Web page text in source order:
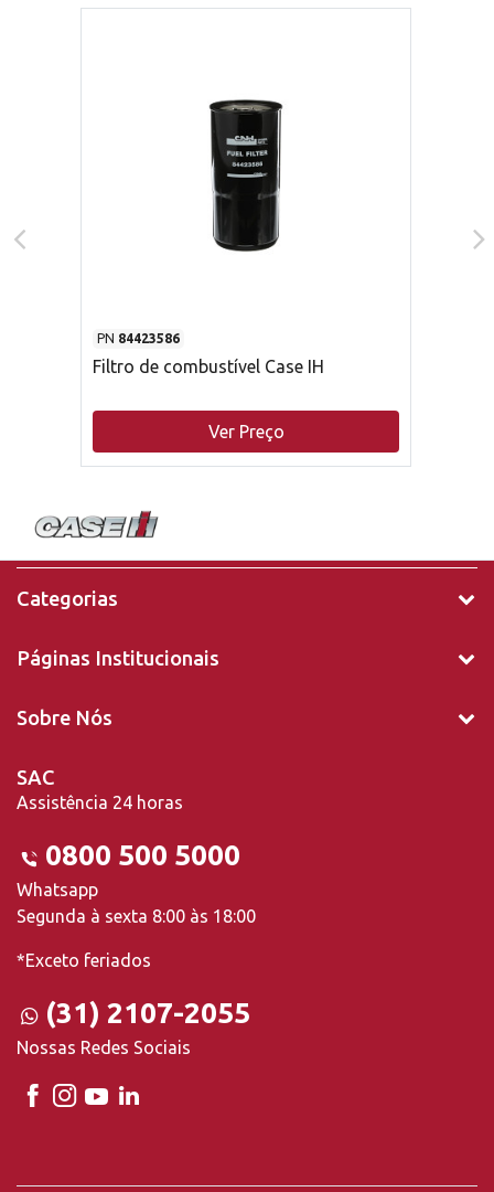
PN 84423586
Filtro de combustível Case IH
Ver Preço
Categorias
Páginas Institucionais
Sobre Nós
SAC
Assistência 24 horas
0800 500 5000
Whatsapp
Segunda à sexta 8:00 às 18:00
*Exceto feriados
(31) 2107-2055
Nossas Redes Sociais